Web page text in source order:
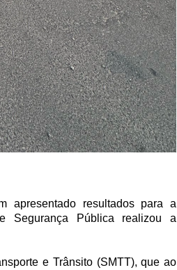
apresentado resultados para a
Segurança Pública realizou a
e Trânsito (SMTT), que ao